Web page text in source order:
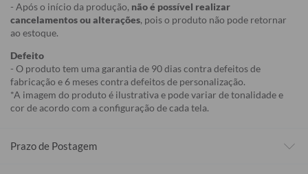
- Após o início da produção, não é possível realizar
cancelamentos ou alterações, pois o produto não pode retornar
ao estoque.
Defeito
- O produto tem uma garantia de 90 dias contra defeitos de
fabricação e 6 meses contra defeitos de personalização.
*A imagem do produto é ilustrativa e pode variar de tonalidade e
cor de acordo com a configuração de cada tela.
Prazo de Postagem